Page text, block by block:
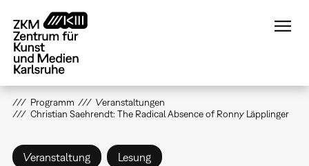
zum
Inhalt
Programm
Veranstaltungen
Christian Saehrendt: The Radical Absence of Ronny Läpplinger
Veranstaltung Lesung